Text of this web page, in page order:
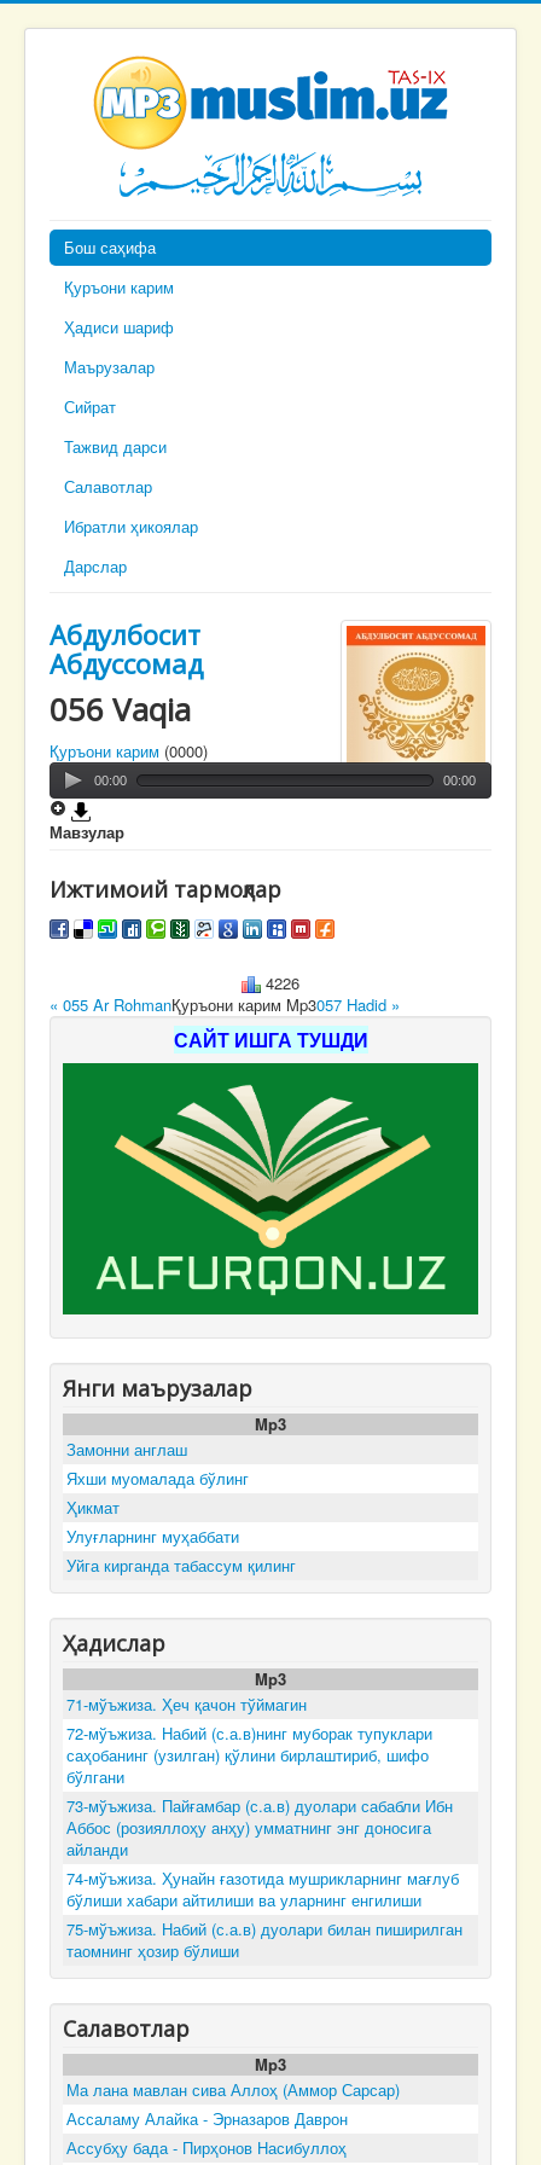
Бош саҳифа
Қуръони карим
Ҳадиси шариф
Маърузалар
Сийрат
Тажвид дарси
Салавотлар
Ибратли ҳикоялар
Дарслар
Абдулбосит
Абдуссомад
056 Vaqia
Қуръони карим (0000)
00:00 00:00
Мавзулар
Ижтимоий тармоқлар
4226
« 055 Ar RohmanҚуръони карим Mp3057 Hadid »
САЙТ ИШГА ТУШДИ
Янги маърузалар
Mp3
Замонни англаш
Яхши муомалада бўлинг
Ҳикмат
Улуғларнинг муҳаббати
Уйга кирганда табассум қилинг
Ҳадислар
Mp3
71-мўъжиза. Ҳеч қачон тўймагин
72-мўъжиза. Набий (с.а.в)нинг муборак тупуклари
саҳобанинг (узилган) қўлини бирлаштириб, шифо
бўлгани
73-мўъжиза. Пайғамбар (с.а.в) дуолари сабабли Ибн
Аббос (розияллоҳу анҳу) умматнинг энг доносига
айланди
74-мўъжиза. Ҳунайн ғазотида мушрикларнинг мағлуб
бўлиши хабари айтилиши ва уларнинг енгилиши
75-мўъжиза. Набий (с.а.в) дуолари билан пиширилган
таомнинг ҳозир бўлиши
Салавотлар
Mp3
Ма лана мавлан сива Аллоҳ (Аммор Сарсар)
Ассаламу Алайка - Эрназаров Даврон
Ассубҳу бада - Пирҳонов Насибуллоҳ